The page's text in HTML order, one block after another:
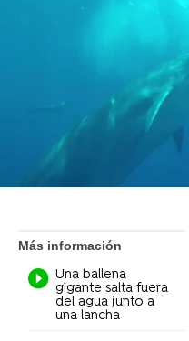
Madrid
Publicado: 05 de
Whatsapp
Más información
Una ballena
gigante salta fuera
del agua junto a
una lancha